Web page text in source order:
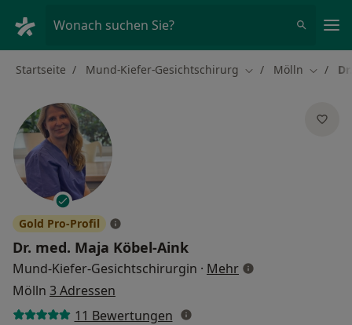
Wonach suchen Sie?
Startseite Mund-Kiefer-Gesichtschirurg Stadt ändern
Mölln Stadt
Gold Pro-Profil
Dr. med. Maja Köbel-Aink
Mund-Kiefer-Gesichtschirurgin · Mehrüber
Mölln 3 Adressen
11 Bewertungen